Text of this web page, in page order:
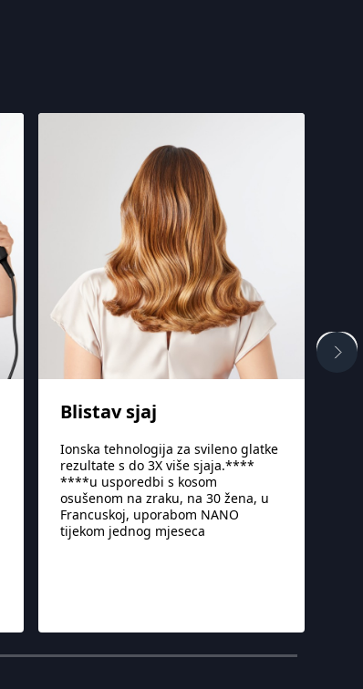
Blistav sjaj
Ionska tehnologija za svileno glatke
rezultate s do 3X više sjaja.****
****u usporedbi s kosom
osušenom na zraku, na 30 žena, u
Francuskoj, uporabom NANO
tijekom jednog mjeseca